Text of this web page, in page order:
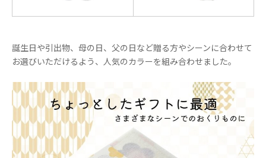
誕生日や引出物、母の日、父の日など贈る方やシーンに合わせて
お選びいただけるよう、人気のカラーを組み合わせました。